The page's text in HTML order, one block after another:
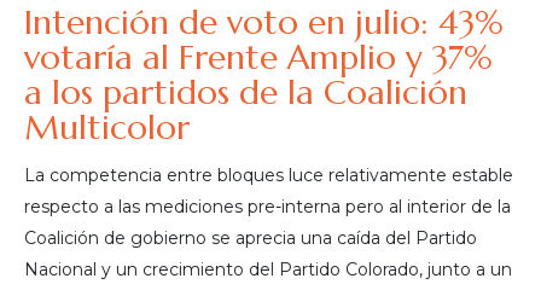
Intención de voto en julio: 43%
votaría al Frente Amplio y 37%
a los partidos de la Coalición
Multicolor
La competencia entre bloques luce relativamente estable
respecto a las mediciones pre-interna pero al interior de la
Coalición de gobierno se aprecia una caída del Partido
Nacional y un crecimiento del Partido Colorado, junto a un